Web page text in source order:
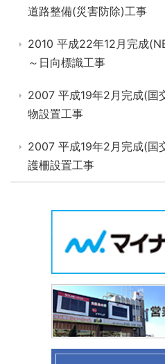
道路整備(災害防除)工事
2010 平成22年12月完成
～日向標識工事
2007 平成19年2月完成(国
物設置工事
2007 平成19年2月完成(国
護柵設置工事